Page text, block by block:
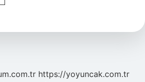
https://yoyuncak.com.tr